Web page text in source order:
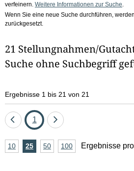
verfeinern. Weitere Informationen zur Suche
Wenn Sie eine neue Suche durchführen,
zurückgesetzt.
21 Stellungnahmen/
Suche ohne Suchbegriff
Ergebnisse 1 bis 21 von 21
Eine
zurück
Seite
1
Eine
vor
A10Ergebnisse
25Ergebnisse
50Ergebnisse
100Ergebnisse
Ergebnisse